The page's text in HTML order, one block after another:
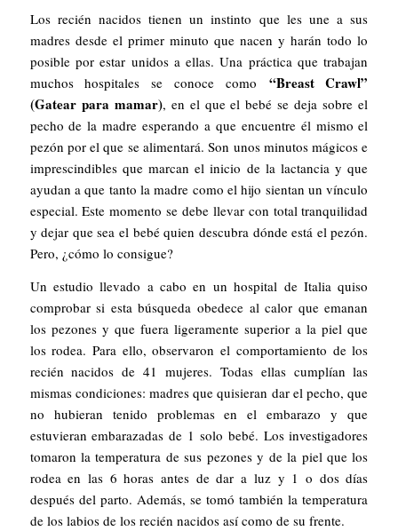
Los recién nacidos tienen un instinto que les une a sus
madres desde el primer minuto que nacen y harán todo lo
posible por estar unidos a ellas. Una práctica que trabajan
muchos hospitales se conoce como “Breast Crawl”
(Gatear para mamar), en el que elbebé se deja sobre el
pecho de la madre esperando a que encuentre él mismo el
pezón por el que se alimentará. Son unos minutos mágicos e
imprescindibles que marcan el inicio de la lactancia y que
ayudan a que tanto la madre como el hijo sientan un vínculo
especial. Este momento se debe llevar con total tranquilidad
y dejar que sea el bebé quien descubra dónde está el pezón.
Pero, ¿cómo lo consigue?
Un estudio llevado a cabo en un hospital de Italia quiso
comprobar si esta búsqueda obedece al calor que emanan
los pezones y que fuera ligeramente superior a la piel que
los rodea. Para ello, observaron el comportamiento de los
recién nacidos de 41 mujeres. Todas ellas cumplían las
mismas condiciones: madres que quisieran dar el pecho, que
no hubieran tenido problemas en el embarazo y que
estuvieran embarazadas de 1 solo bebé. Los investigadores
tomaron latemperatura de sus pezones y de la piel que los
rodea en las 6 horas antes de dar a luz y 1 o dos días
después del parto. Además, se tomó también la temperatura
de los labios de los recién nacidos así como de su frente.